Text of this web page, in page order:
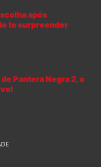
após
te surpreender
Pantera Negra 2, o